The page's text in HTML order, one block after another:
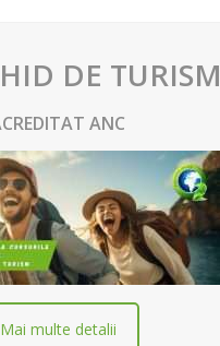
DE TURISM
ANC
Mai multe detalii